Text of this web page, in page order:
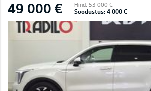
49 000 € Hind: 53 000 €
Soodustus: 4 000 €